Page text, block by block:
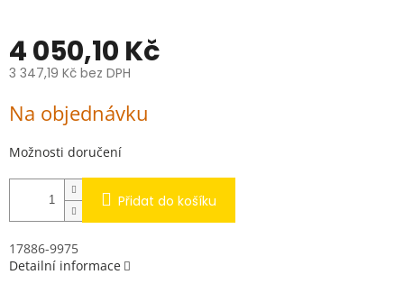
4 050,10 Kč
3 347,19 Kč bez DPH
cena:
Na objednávku
Možnosti doručení
Přidat do košíku
17886-9975
Detailní informace